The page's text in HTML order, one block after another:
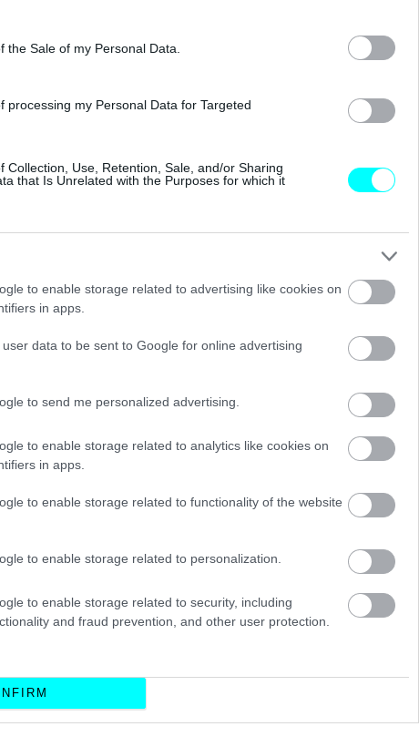
the Sale of my Personal Data.
processing my Personal Data for Targeted
Collection, Use, Retention, Sale, and/or Sharing
that Is Unrelated with the Purposes for which it
to enable storage related to advertising like cookies on
in apps.
data to be sent to Google for online advertising
to send me personalized advertising.
to enable storage related to analytics like cookies on
in apps.
to enable storage related to functionality of the website
to enable storage related to personalization.
to enable storage related to security, including
and fraud prevention, and other user protection.
οφέλη για τον πελάτη